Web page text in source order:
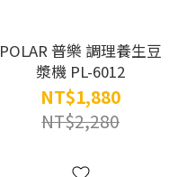
POLAR 普樂 調理養生豆
漿機 PL-6012
NT$1,880
NT$2,280